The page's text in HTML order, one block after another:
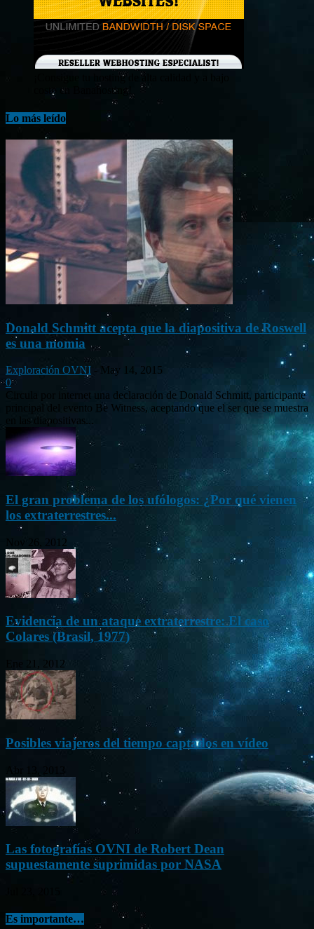
¡Consigue tu hosting de alta calidad y a bajo
costo en Banahosting!
Lo más leído
Donald Schmitt acepta que la diapositiva de Roswell
es una momia
Exploración OVNI - May 14, 2015
0
Circula por internet una declaración de Donald Schmitt, participante
principal del evento Be Witness, aceptando que el ser que se muestra
en las diapositivas...
El gran problema de los ufólogos: ¿Por qué vienen
los extraterrestres...
Nov 26, 2012
Evidencia de un ataque extraterrestre: El caso
Colares (Brasil, 1977)
Ene 21, 2012
Posibles viajeros del tiempo captados en vídeo
Las fotografías OVNI de Robert Dean
supuestamente suprimidas por NASA
Es importante…